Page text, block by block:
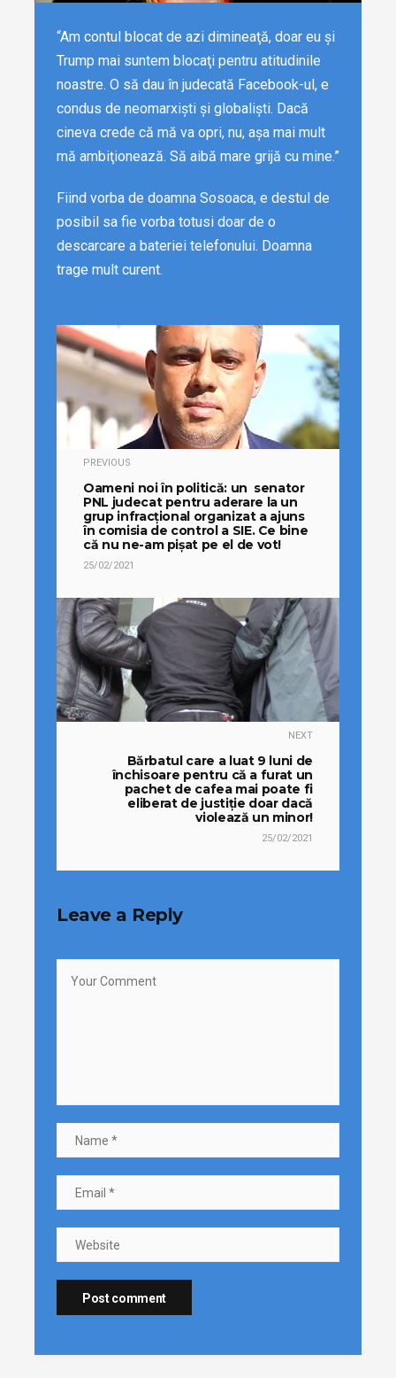
“Am contul blocat de azi dimineaţă, doar eu şi
Trump mai suntem blocaţi pentru atitudinile
noastre. O să dau în judecată Facebook-ul, e
condus de neomarxişti şi globalişti. Dacă
cineva crede că mă va opri, nu, aşa mai mult
mă ambiţionează. Să aibă mare grijă cu mine.”
Fiind vorba de doamna Sosoaca, e destul de
posibil sa fie vorba totusi doar de o
descarcare a bateriei telefonului. Doamna
trage mult curent.
PREVIOUS
Oameni noi în politică: un senator
PNL judecat pentru aderare la un
grup infracțional organizat a ajuns
în comisia de control a SIE. Ce bine
că nu ne-am pișat pe el de vot!
25/02/2021
NEXT
Bărbatul care a luat 9 luni de
închisoare pentru că a furat un
pachet de cafea mai poate fi
eliberat de justiție doar dacă
violează un minor!
25/02/2021
Leave a Reply